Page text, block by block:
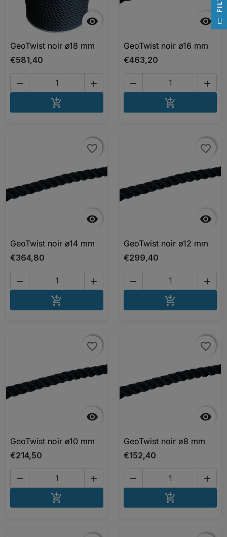

GeoTwist noir ø18 mm
€581,40
 


GeoTwist noir ø16 mm
€463,20
 


favorite_border
favorite_border
GeoTwist noir ø14 mm
€364,80
 


favorite_border
favorite_border
GeoTwist noir ø12 mm
€299,40
 


favorite_border
favorite_border
GeoTwist noir ø10 mm
€214,50
 


favorite_border
favorite_border
GeoTwist noir ø8 mm
€152,40
 
